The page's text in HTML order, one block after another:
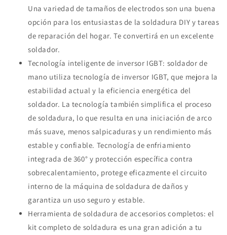
Una variedad de tamaños de electrodos son una buena
opción para los entusiastas de la soldadura DIY y tareas
de reparación del hogar. Te convertirá en un excelente
soldador.
Tecnología inteligente de inversor IGBT: soldador de
mano utiliza tecnología de inversor IGBT, que mejora la
estabilidad actual y la eficiencia energética del
soldador. La tecnología también simplifica el proceso
de soldadura, lo que resulta en una iniciación de arco
más suave, menos salpicaduras y un rendimiento más
estable y confiable. Tecnología de enfriamiento
integrada de 360° y protección específica contra
sobrecalentamiento, protege eficazmente el circuito
interno de la máquina de soldadura de daños y
garantiza un uso seguro y estable.
Herramienta de soldadura de accesorios completos: el
kit completo de soldadura es una gran adición a tu